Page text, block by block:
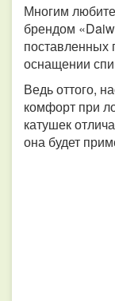
Многим
брендом
оснащении
Ведь оттого,
комфорт при
катушек
она будет